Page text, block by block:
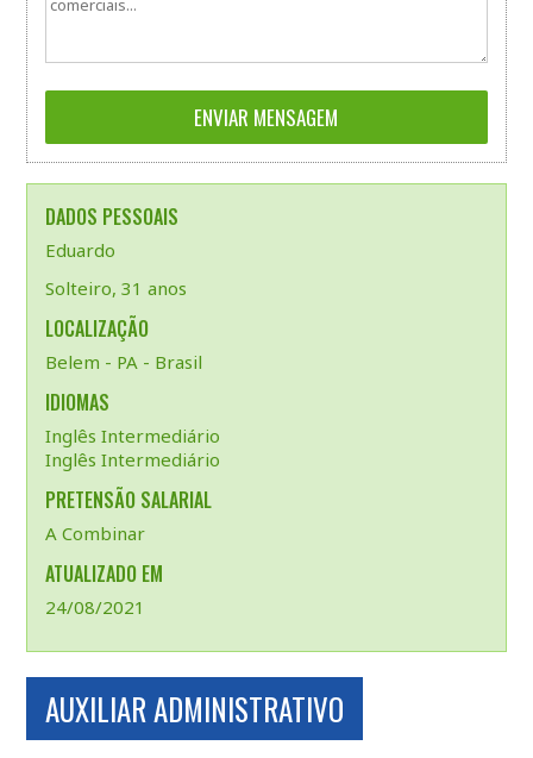
DADOS PESSOAIS
Eduardo
Solteiro, 31 anos
LOCALIZAÇÃO
Belem - PA - Brasil
IDIOMAS
Inglês Intermediário
Inglês Intermediário
PRETENSÃO SALARIAL
A Combinar
ATUALIZADO EM
24/08/2021
AUXILIAR ADMINISTRATIVO